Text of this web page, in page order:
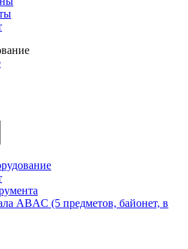
ABAC (5 предметов, байонет, в